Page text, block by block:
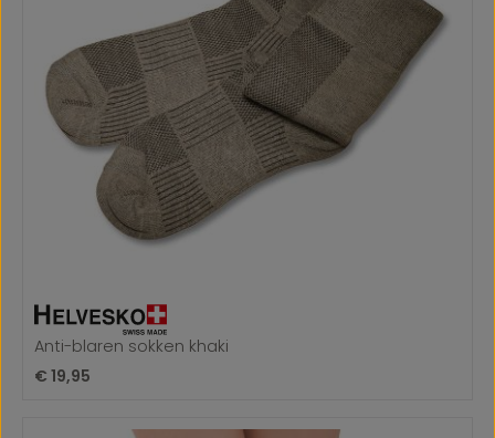
Anti-blaren sokken khaki
Normale prijs:
€ 19,95